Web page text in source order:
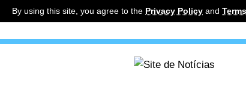
By using this site, you agree to the Privacy Policy and